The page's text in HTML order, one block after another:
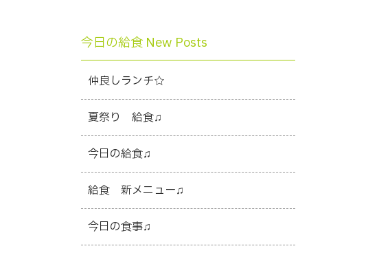
今日の給食 New Posts
仲良しランチ☆
夏祭り 給食♫
今日の給食♫
給食 新メニュー♫
今日の食事♫